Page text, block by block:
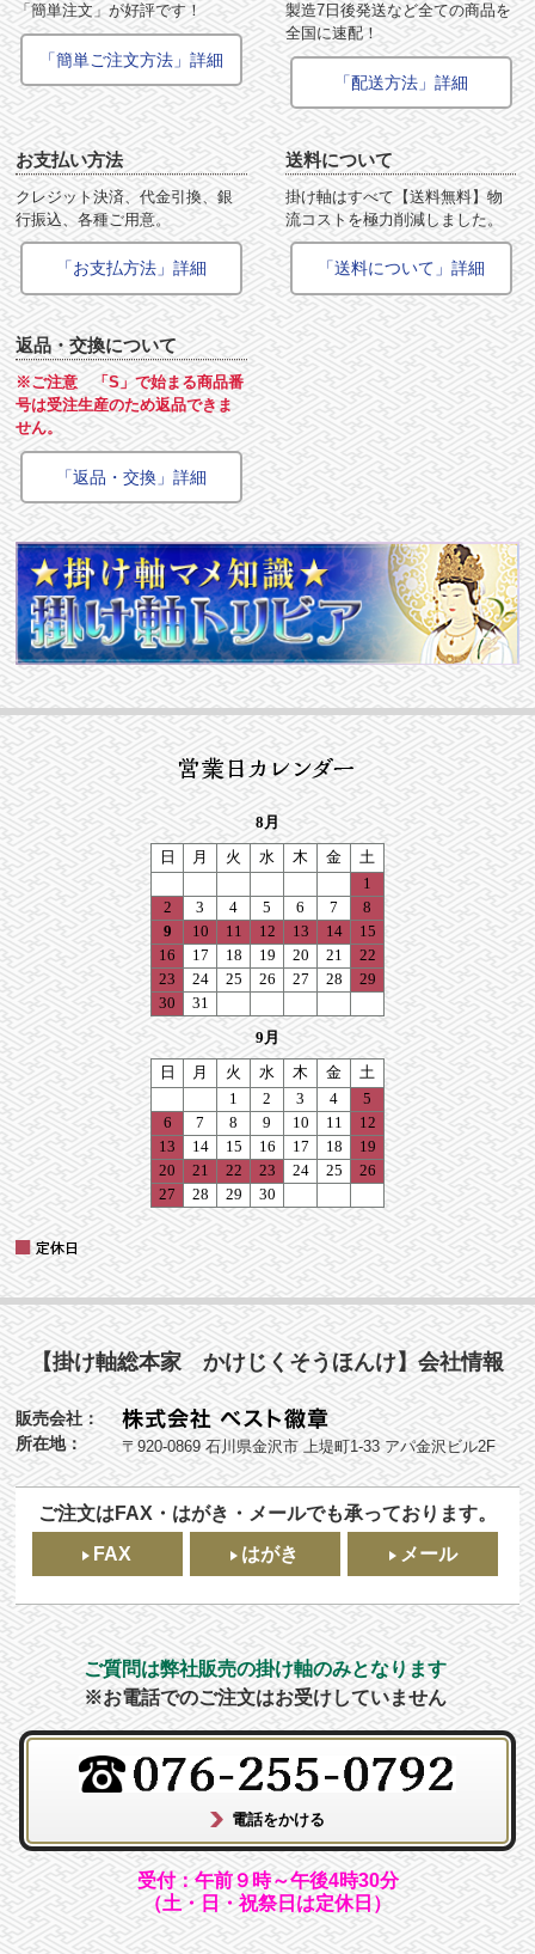
「簡単注文」が好評です！
「簡単ご注文方法」詳細
製造7日後発送など全ての商品を
全国に速配！
「配送方法」詳細
お支払い方法
クレジット決済、代金引換、銀
行振込、各種ご用意。
「お支払方法」詳細
送料について
掛け軸はすべて【送料無料】物
流コストを極力削減しました。
「送料について」詳細
返品・交換について
※ご注意 「S」で始まる商品番
号は受注生産のため返品できま
せん。
「返品・交換」詳細
【掛け軸総本家 かけじくそうほんけ】会社情報
販売会社：
所在地：
〒920-0869 石川県金沢市 上堤町1-33 アパ金沢ビル2F
ご注文はFAX・はがき・メールでも承っております。
FAX
はがき メール
ご質問は弊社販売の掛け軸のみとなります
※お電話でのご注文はお受けしていません
受付：午前９時～午後4時30分
（土・日・祝祭日は定休日）